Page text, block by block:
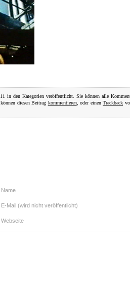
in den Kategorien veröffentlicht. Sie können alle
diesen Beitrag kommentieren, oder einenTrackback
Name
E-Mail (wird nicht veröffentlicht)
Webseite